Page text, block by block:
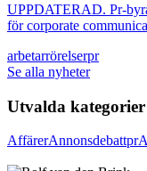
UPPDATERAD. Pr-
för corporate
arbetarrörelserpr
Se alla nyheter
Utvalda kategorier
AffärerAnnonsdebattpr